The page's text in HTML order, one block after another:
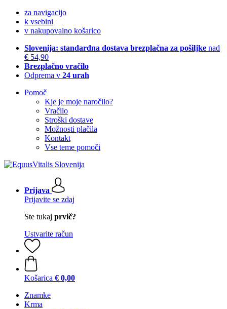
za navigacijo
k vsebini
v nakupovalno košarico
Slovenija: standardna dostava brezplačna za pošiljke nad
€ 54,90
Brezplačno vračilo
Odprema v 24 urah
Pomoč
Kje je moje naročilo?
Vračilo
Stroški dostave
Možnosti plačila
Kontakt
Vse teme pomoči
Prijava
Prijavite se zdaj
Ste tukaj prvič?
Ustvarite račun
Košarica € 0,00
Znamke
Krma